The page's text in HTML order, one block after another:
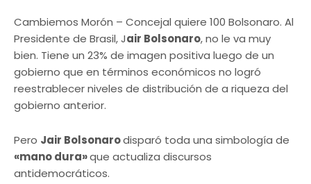
Cambiemos Morón – Concejal quiere 100 Bolsonaro. Al
Presidente de Brasil, Jair Bolsonaro, no le va muy
bien. Tiene un 23% de imagen positiva luego de un
gobierno que en términos económicos no logró
reestrablecer niveles de distribución de a riqueza del
gobierno anterior.
Pero Jair Bolsonarodisparó toda una simbología de
«mano dura»que actualiza discursos
antidemocráticos.